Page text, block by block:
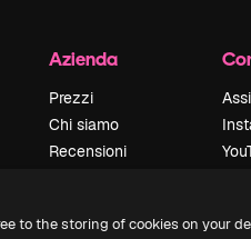
Azienda
Prezzi
Chi siamo
Recensioni
Blog
to the storing of cookies on your